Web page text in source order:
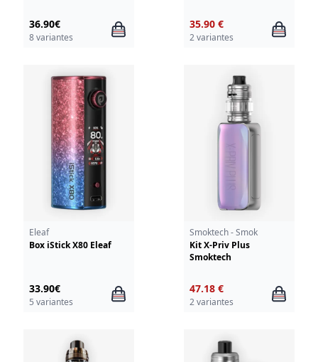
36.90€
8 variantes
35.90 €
2 variantes
Eleaf
Box iStick X80 Eleaf
33.90€
5 variantes
Smoktech - Smok
Kit X-Priv Plus
Smoktech
47.18 €
2 variantes